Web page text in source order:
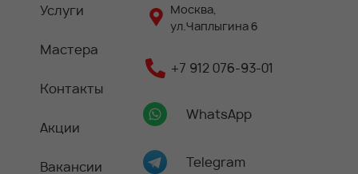
Услуги
Мастера
Контакты
Акции
Вакансии
Москва,
ул.Чаплыгина 6
+7 912 076-93-01
WhatsApp
Telegram